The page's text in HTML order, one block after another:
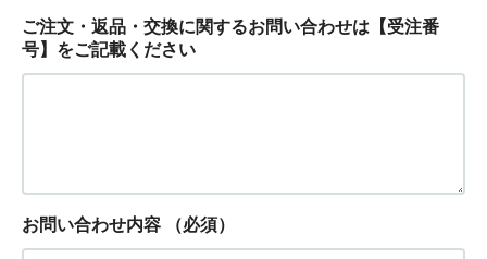
ご注文・返品・交換に関するお問い合わせは【受注番
号】をご記載ください
お問い合わせ内容 （必須）